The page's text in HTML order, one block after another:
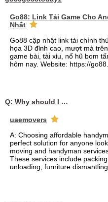
Go88: Link Tải Game Cho
Nhất
Go88 cập nhật link tải chính
họa 3D đỉnh cao, mượt mà
game bài, tài xỉu, nổ hũ bom
hôm nay. Website: https://go88...
Q: Why should I choose affordable handyman movers in Dubai for my relocation and maintenance needs?
uaemovers
A: Choosing affordable
perfect solution for anyone
moving and handyman
These services include
unloading, furniture